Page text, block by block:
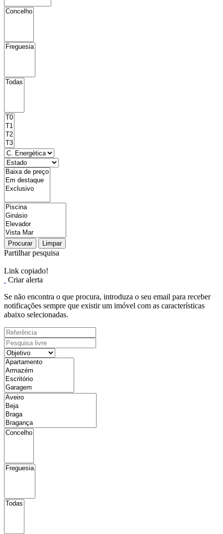
Procurar Limpar
Partilhar pesquisa
Link copiado!
Criar alerta
Se não encontra o que procura, introduza o seu email para receber
notificações sempre que existir um imóvel com as características
abaixo selecionadas.